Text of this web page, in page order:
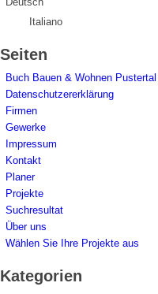
Italiano
Seiten
Buch Bauen & Wohnen Pustertal
Datenschutzererklärung
Firmen
Gewerke
Impressum
Kontakt
Planer
Projekte
Suchresultat
Über uns
Wählen Sie Ihre Projekte aus
Kategorien